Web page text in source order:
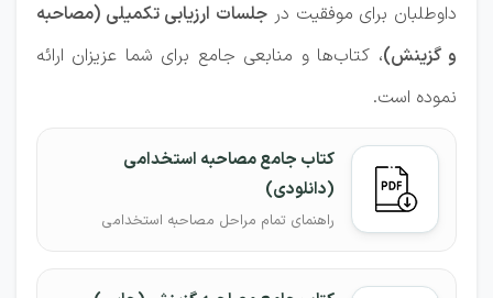
داوطلبان برای موفقیت در جلسات ارزیابی تکمیلی (مصاحبه
و گزینش)، کتاب‌ها و منابعی جامع برای شما عزیزان ارائه
نموده است.
کتاب جامع مصاحبه استخدامی
(دانلودی)
راهنمای تمام مراحل مصاحبه استخدامی